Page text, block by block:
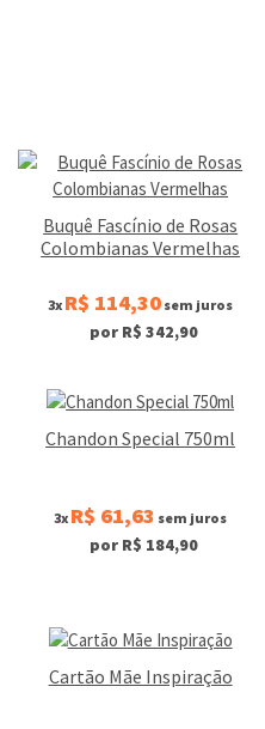
Buquê Fascínio de Rosas
Colombianas Vermelhas
3x R$ 114,30 sem juros
por R$ 342,90
Chandon Special 750ml
3x R$ 61,63 sem juros
por R$ 184,90
Cartão Mãe Inspiração